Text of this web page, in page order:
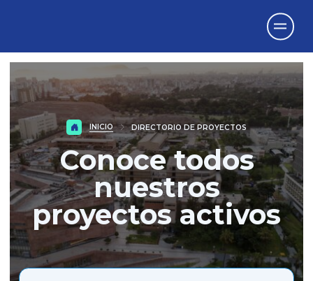
INICIO DIRECTORIO DE PROYECTOS
Conoce todos
nuestros
proyectos activos